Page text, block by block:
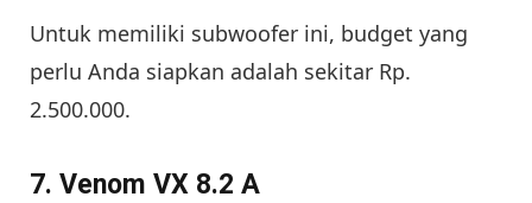
Untuk memiliki subwoofer ini, budget yang
perlu Anda siapkan adalah sekitar Rp.
2.500.000.
7. Venom VX 8.2 A